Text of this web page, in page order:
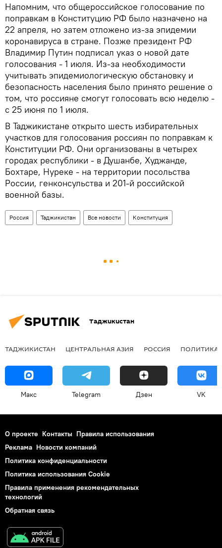
Напомним, что общероссийское голосование по
поправкам в Конституцию РФ было назначено на
22 апреля, но затем отложено из-за эпидемии
коронавируса в стране. Позже президент РФ
Владимир Путин подписал указ о новой дате
голосования - 1 июля. Из-за необходимости
учитывать эпидемиологическую обстановку и
безопасность населения было принято решение о
том, что россияне смогут голосовать всю неделю -
с 25 июня по 1 июля.
В Таджикистане открыто шесть избирательных
участков для голосования россиян по поправкам к
Конституции РФ. Они организованы в четырех
городах республики - в Душанбе, Худжанде,
Бохтаре, Нуреке - на территории посольства
России, генконсульства и 201-й российской
военной базы.
Россия Таджикистан Все новости Конституция
Таджикистан
ТАДЖИКИСТАН ЦЕНТРАЛЬНАЯ АЗИЯ РОССИЯ ПОЛИТИКА
Макс Telegram Дзен VK
О проекте Контакты Правила использования
Реклама Новости компаний
Политика конфиденциальности
Политика использования Cookie
Правила применения рекомендательных
технологий
Обратная связь